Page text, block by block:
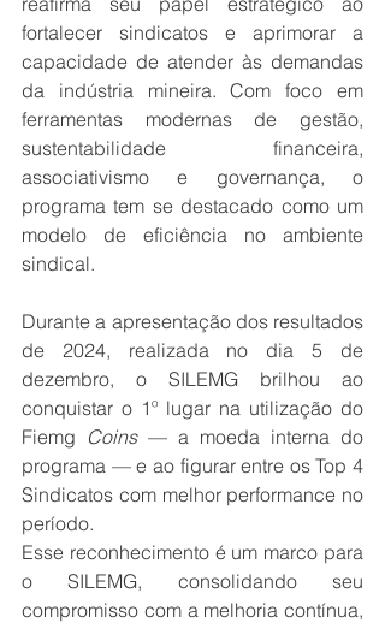
fortalecer sindicatos e aprimorar a
capacidade de atender às demandas
da indústria mineira. Com foco em
ferramentas modernas de gestão,
sustentabilidade financeira,
associativismo e governança, o
programa tem se destacado como um
modelo de eficiência no ambiente
sindical.
Durante a apresentação dos resultados
de 2024, realizada no dia 5 de
dezembro, o SILEMG brilhou ao
conquistar o 1º lugar na utilização do
Fiemg Coins — a moeda interna do
programa — e ao figurar entre os Top 4
Sindicatos com melhor performance no
período.
Esse reconhecimento é um marco para
o SILEMG, consolidando seu
compromisso com a melhoria contínua,